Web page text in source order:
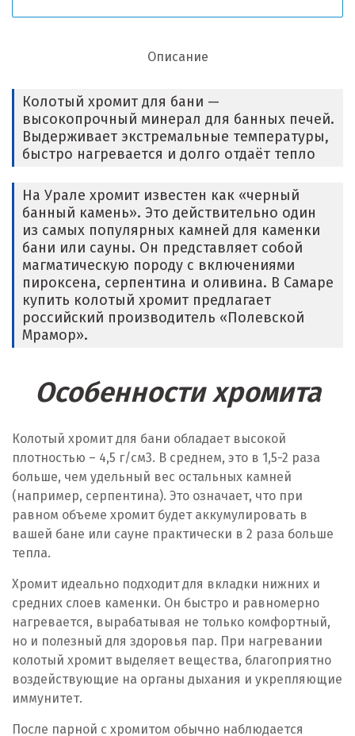
Описание
Колотый хромит для бани —
высокопрочный минерал для банных печей.
Выдерживает экстремальные температуры,
быстро нагревается и долго отдаёт тепло
На Урале хромит известен как «черный
банный камень». Это действительно один
из самых популярных камней для каменки
бани или сауны. Он представляет собой
магматическую породу с включениями
пироксена, серпентина и оливина. В Самаре
купить колотый хромит предлагает
российский производитель «Полевской
Мрамор».
Особенности хромита
Колотый хромит для бани обладает высокой
плотностью – 4,5 г/см3. В среднем, это в 1,5-2 раза
больше, чем удельный вес остальных камней
(например, серпентина). Это означает, что при
равном объеме хромит будет аккумулировать в
вашей бане или сауне практически в 2 раза больше
тепла.
Хромит идеально подходит для вкладки нижних и
средних слоев каменки. Он быстро и равномерно
нагревается, вырабатывая не только комфортный,
но и полезный для здоровья пар. При нагревании
колотый хромит выделяет вещества, благоприятно
воздействующие на органы дыхания и укрепляющие
иммунитет.
После парной с хромитом обычно наблюдается